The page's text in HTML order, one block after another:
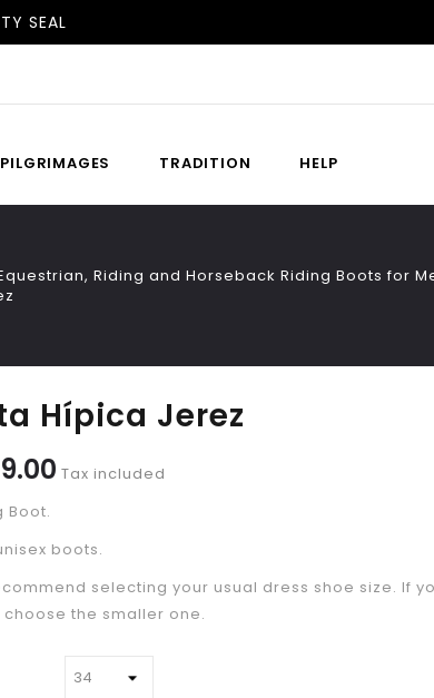
SEAL
PORTUGAL
PILGRIMAGES TRADITION HELP
Riding and Horseback Riding Boots for
Hípica Jerez
Tax included
Boot.
boots.
selecting your usual dress shoe size. If
choose the smaller one.